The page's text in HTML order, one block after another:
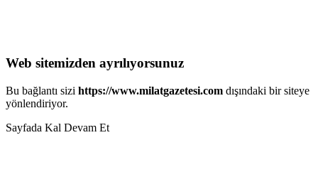
Web sitemizden ayrılıyorsunuz
Bu bağlantı sizi https://www.milatgazetesi.com dışındaki bir siteye
yönlendiriyor.
Sayfada Kal Devam Et